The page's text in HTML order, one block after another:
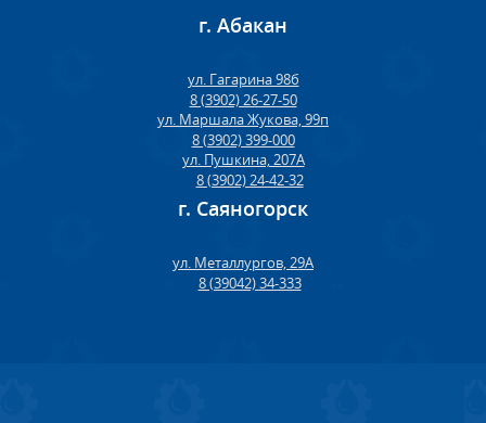
г. Абакан
ул. Гагарина 98б
8 (3902) 26-27-50
ул. Маршала Жукова, 99п
8 (3902) 399-000
ул. Пушкина, 207А
8 (3902) 24-42-32
г. Саяногорск
ул. Металлургов, 29А
8 (39042) 34-333